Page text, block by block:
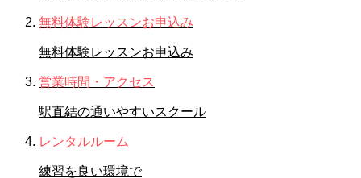
無料体験レッスンお申込み
無料体験レッスンお申込み
営業時間・アクセス
駅直結の通いやすいスクール
レンタルルーム
練習を良い環境で